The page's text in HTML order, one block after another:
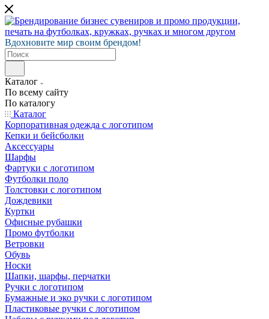
Вдохновите мир своим брендом!
Каталог
По всему сайту
По каталогу
Каталог
Корпоративная одежда с логотипом
Кепки и бейсболки
Аксессуары
Шарфы
Фартуки с логотипом
Футболки поло
Толстовки с логотипом
Дождевики
Куртки
Офисные рубашки
Промо футболки
Ветровки
Обувь
Носки
Шапки, шарфы, перчатки
Ручки с логотипом
Бумажные и эко ручки с логотипом
Пластиковые ручки с логотипом